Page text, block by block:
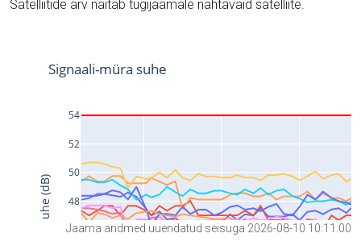
Satelliitide arv näitab tugijaamale nähtavaid satelliite.
Jaama andmed uuendatud seisuga 2026-08-10 10:11:00